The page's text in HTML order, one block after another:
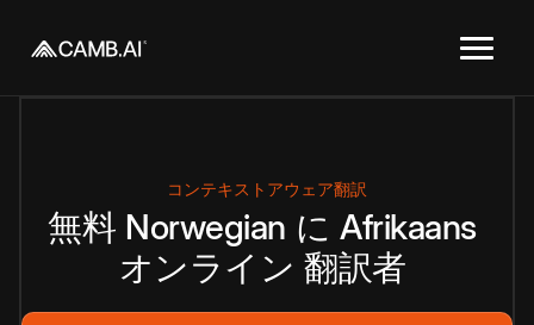
コンテキストアウェア翻訳
無料 Norwegian に Afrikaans
オンライン 翻訳者